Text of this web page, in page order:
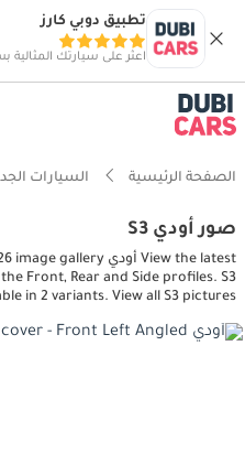
تطبيق دوبي كارز
اعثر على سيارتك المثالية
الصفحة الرئيسية السيارات
صور أودي S3
Front, Rear and Side profiles. S3
in 2 variants. View all S3 pictures.